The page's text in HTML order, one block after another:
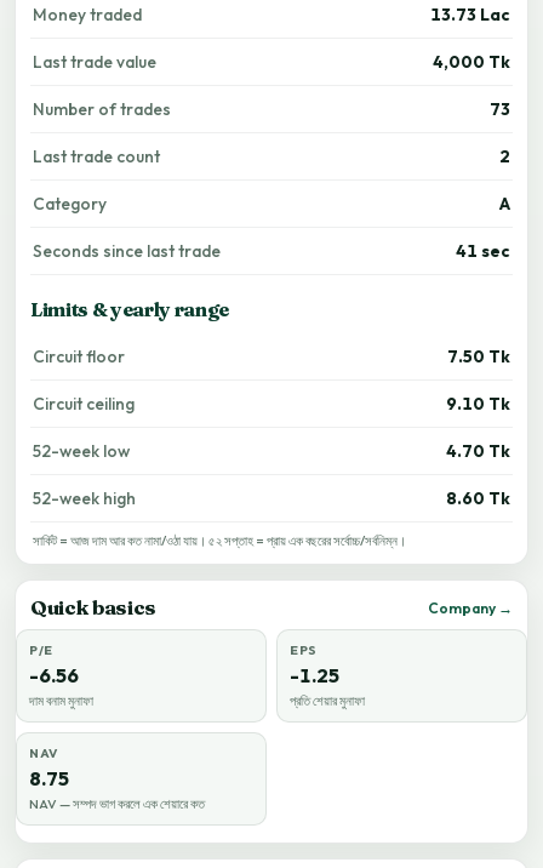
Money traded 13.73 Lac
Last trade value 4,000 Tk
Number of trades 73
Last trade count 2
Category A
Seconds since last trade 41 sec
Limits & yearly range
Circuit floor 7.50 Tk
Circuit ceiling 9.10 Tk
52-week low 4.70 Tk
52-week high 8.60 Tk
সার্কিট = আজ দাম আর কত নামা/ওঠা যায়। ৫২ সপ্তাহ = প্রায় এক বছরের সর্বোচ্চ/সর্বনিম্ন।
Quick basics Company →
P/E
-6.56
দাম বনাম মুনাফা
EPS
-1.25
প্রতি শেয়ার মুনাফা
NAV
8.75
NAV — সম্পদ ভাগ করলে এক শেয়ারে কত